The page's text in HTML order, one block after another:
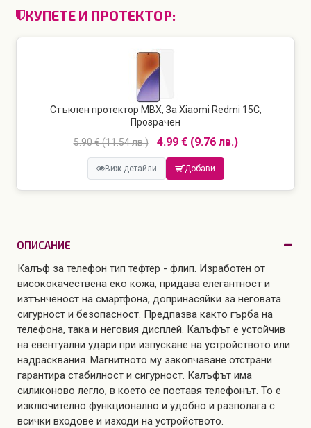
КУПЕТЕ И ПРОТЕКТОР:
Стъклен протектор MBX, За Xiaomi Redmi 15C,
Прозрачен
5.90 € (11.54 лв.)
4.99 € (9.76 лв.)
Виж детайли Добави
ОПИСАНИЕ
Калъф за телефон тип тефтер - флип. Изработен от
висококачествена еко кожа, придава елегантност и
изтънченост на смартфона, допринасяйки за неговата
сигурност и безопасност. Предпазва както гърба на
телефона, така и неговия дисплей. Калъфът е устойчив
на евентуални удари при изпускане на устройството или
надрасквания. Магнитното му закопчаване отстрани
гарантира стабилност и сигурност. Калъфът има
силиконово легло, в което се поставя телефонът. То е
изключително функционално и удобно и разполага с
всички входове и изходи на устройството.